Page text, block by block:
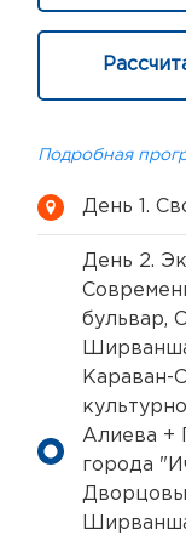
Подробная
День 1.
День 2.
бульвар,
Караван-
Алиева +
города